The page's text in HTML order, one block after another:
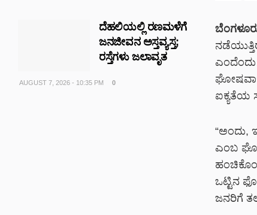
ಐಕ್ಯತೆಯ
“ಅಂದು,
ಎಂಬ
ಒಟ್ಟಿನ
ಜನರಿಗೆ
ದೆಹಲಿಯಲ್ಲಿ ರಣಮಳೆಗೆ
ಜನಜೀವನ ಅಸ್ತವ್ಯಸ್ತ;
ರಸ್ತೆಗಳು ಜಲಾವೃತ
AUGUST 7, 2026 - 10:35 PM 0